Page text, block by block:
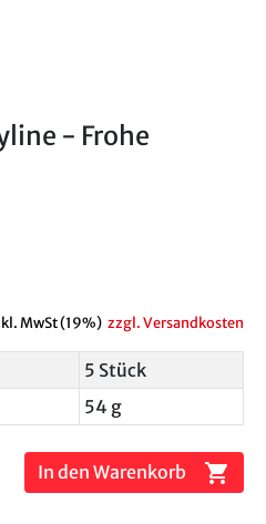
- Frohe
MwSt (19%) zzgl. Versandkosten
5 Stück
54 g
In den Warenkorb shopping_cart